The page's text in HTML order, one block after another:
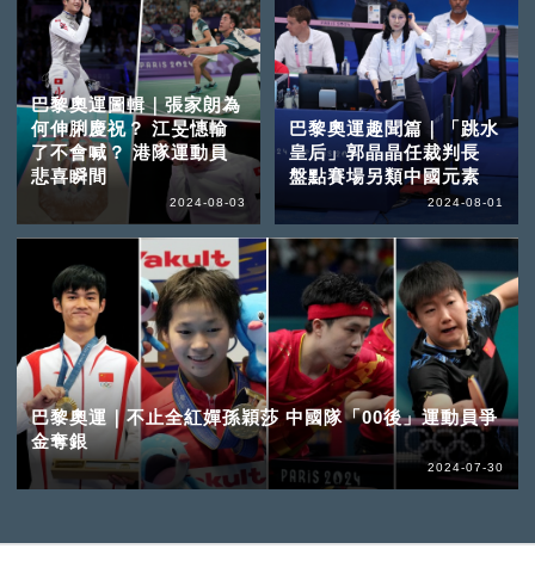
巴黎奧運圖輯｜張家朗為
何伸脷慶祝？ 江旻憓輸
了不會喊？ 港隊運動員
悲喜瞬間
2024-08-03
巴黎奧運趣聞篇｜「跳水
皇后」郭晶晶任裁判長
盤點賽場另類中國元素
2024-08-01
巴黎奧運｜不止全紅嬋孫穎莎 中國隊「00後」運動員爭
金奪銀
2024-07-30